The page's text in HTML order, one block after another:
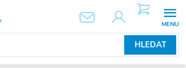
HLEDAT
NÁKUPNÍ
KOŠÍK